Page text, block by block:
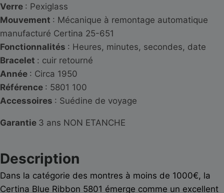
Verre : Pexiglass
Mouvement : Mécanique à remontage automatique
manufacturé Certina 25-651
Fonctionnalités : Heures, minutes, secondes, date
Bracelet : cuir retourné
Année : Circa 1950
Référence : 5801 100
Accessoires : Suédine de voyage
Garantie 3 ans NON ETANCHE
Description
Dans la catégorie des montres à moins de 1000€, la
Certina Blue Ribbon 5801 émerge comme un excellent